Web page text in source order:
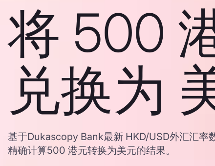
将 500
兑换为
基于Dukascopy Bank最新 HKD/USD外汇汇率
精确计算500 港元转换为美元的结果。